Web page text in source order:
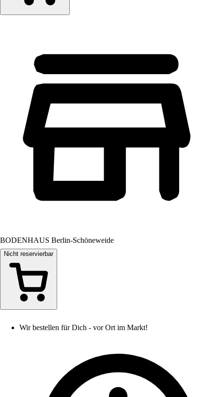
BODENHAUS Berlin-Schöneweide
Nicht reservierbar
Wir bestellen für Dich - vor Ort im Markt!